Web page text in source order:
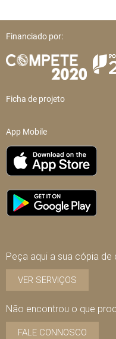
Financiado por:
Ficha de projeto
App Mobile
Peça aqui a sua cópia de
VER SERVIÇOS
Não encontrou o que
FALE CONNOSCO